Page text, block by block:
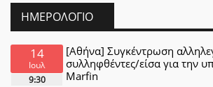
ΗΜΕΡΟΛΌΓΙΟ
14
Ιουλ
9:30
[Αθήνα] Συγκέντρωση
συλληφθέντες/είσα για την
Marfin